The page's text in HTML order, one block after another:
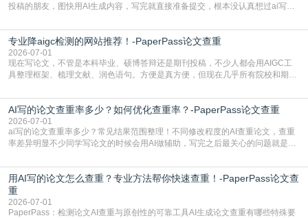
投稿的朋友，图快用AI生成内容，写完就直接准备提交，根本没认真想过ai写论
自带不可忽视的查重风险。AI训练依赖海量公开的文本数据，生成内容本质是基
于训练数据的概率拼接，不是从零开始的原创创作。生成过程中，很容易复用已
有的高频公共表述，甚至直接拼接已经公开
专业降aigc检测的网站推荐！-PaperPass论文查重
2026-07-01
现在写论文，不管是本科毕业、硕博答辩还是期刊投稿，不少人都会用AIGC工
具整理框架、梳理文献、润色语句。方便是真方便，但现在几乎所有院校和期刊
五遍还是过不了预检测的大有人在，这时候，找到靠谱的降AIGC检测率的网
站，就能少走好多弯路。PaperPass：守护学术原创性的智能伙伴AIGC生成内
容的学术合规痛点去年帮一个本科师弟改
AI写的论文查重率多少？如何优化查重率？-PaperPass论文查重
2026-07-01
ai写的论文查重率多少？常见结果范围整理！不同修改程度的AI查重论文，查重
率差异明显不少同学写论文的时候会用AI做辅助，写完之后最关心的问题就是ai
实际情况和大家想的不太一样。AI训练依赖海量公开学术文献、网络内容，生成
内容本质是按照语义概率拼接已有内容，很容易和已发布的作品撞重复，甚至会
直接引用整段已有内容，所以查重率偏高是
用AI写的论文怎么查重？专业方法帮你快速查重！-PaperPass论文查
重
2026-07-01
PaperPass：检测论文AI查重与原创性的可靠工具AI生成论文查重有哪些特殊要